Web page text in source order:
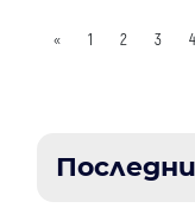
« 1 2 3 4